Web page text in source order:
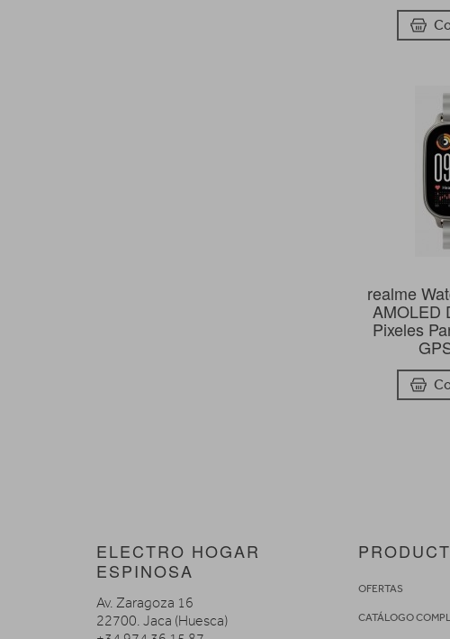
realme
AMOLED
Pixeles
ELECTRO HOGAR
ESPINOSA
Av. Zaragoza 16
22700. Jaca (Huesca)
OFERTAS
CATÁLOGO